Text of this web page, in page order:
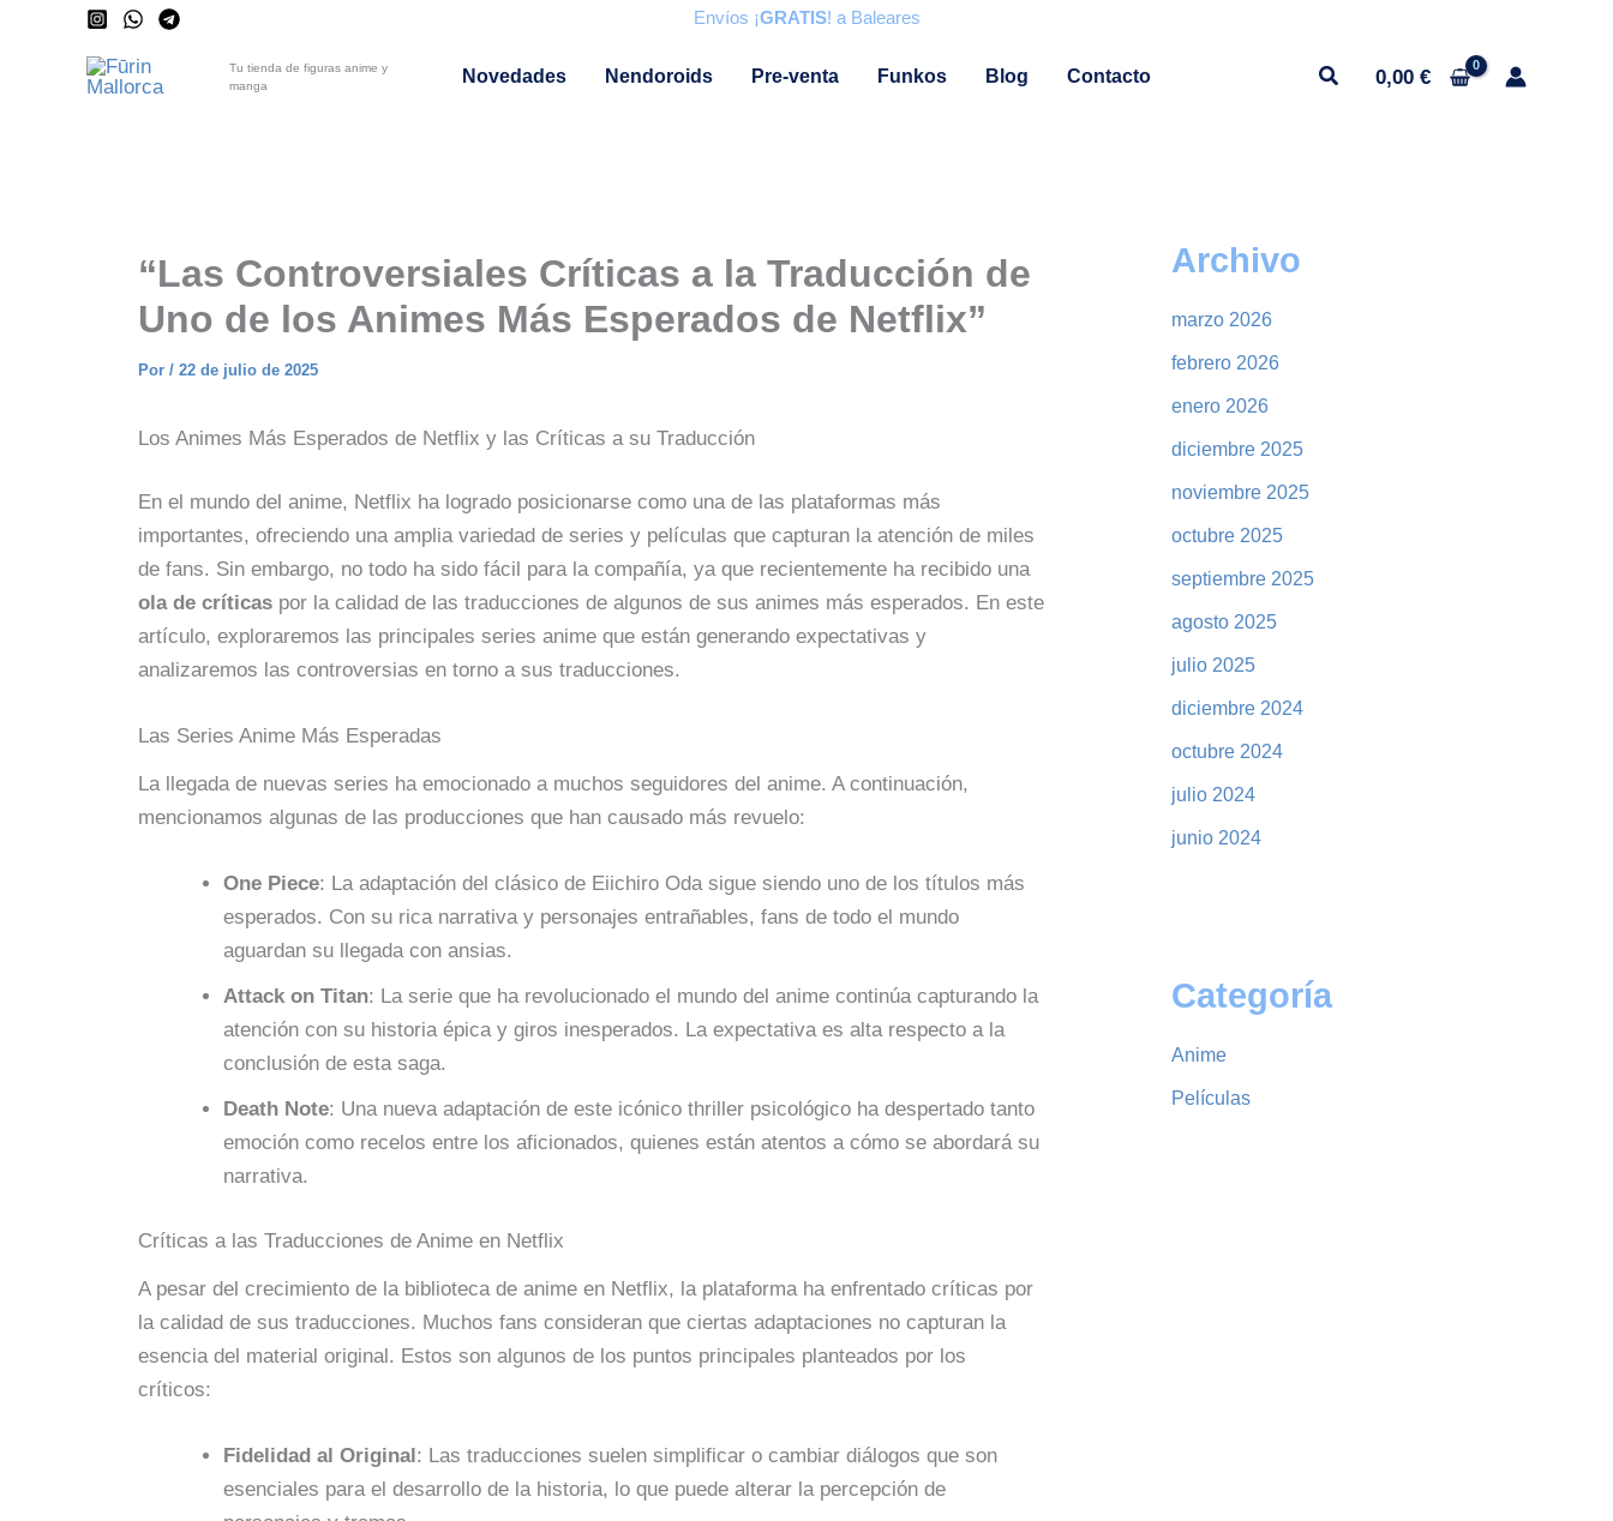
Envíos ¡GRATIS! a Baleares
Tu tienda de figuras anime y
manga
Novedades Nendoroids Pre-venta Funkos Blog Contacto 0,00 €
“Las Controversiales Críticas a la Traducción de
Uno de los Animes Más Esperados de Netflix”
Por / 22 de julio de 2025
Los Animes Más Esperados de Netflix y las Críticas a su Traducción
En el mundo del anime, Netflix ha logrado posicionarse como una de las plataformas más
importantes, ofreciendo una amplia variedad de series y películas que capturan la atención de miles
de fans. Sin embargo, no todo ha sido fácil para la compañía, ya que recientemente ha recibido una
ola de críticaspor la calidad de las traducciones de algunos de sus animes más esperados. En este
artículo, exploraremos las principales series anime que están generando expectativas y
analizaremos las controversias en torno a sus traducciones.
Las Series Anime Más Esperadas
La llegada de nuevas series ha emocionado a muchos seguidores del anime. A continuación,
mencionamos algunas de las producciones que han causado más revuelo:
One Piece: La adaptación del clásico de Eiichiro Oda sigue siendo uno de los títulos más
esperados. Con su rica narrativa y personajes entrañables, fans de todo el mundo
aguardan su llegada con ansias.
Attack on Titan: La serie que ha revolucionado el mundo del anime continúa capturando la
atención con su historia épica y giros inesperados. La expectativa es alta respecto a la
conclusión de esta saga.
Death Note: Una nueva adaptación de este icónico thriller psicológico ha despertado tanto
emoción como recelos entre los aficionados, quienes están atentos a cómo se abordará su
narrativa.
Críticas a las Traducciones de Anime en Netflix
A pesar del crecimiento de la biblioteca de anime en Netflix, la plataforma ha enfrentado críticas por
la calidad de sus traducciones. Muchos fans consideran que ciertas adaptaciones no capturan la
esencia del material original. Estos son algunos de los puntos principales planteados por los
críticos:
Fidelidad al Original: Las traducciones suelen simplificar o cambiar diálogos que son
esenciales para el desarrollo de la historia, lo que puede alterar la percepción de
Archivo
marzo 2026
febrero 2026
enero 2026
diciembre 2025
noviembre 2025
octubre 2025
septiembre 2025
agosto 2025
julio 2025
diciembre 2024
octubre 2024
julio 2024
junio 2024
Categoría
Anime
Películas